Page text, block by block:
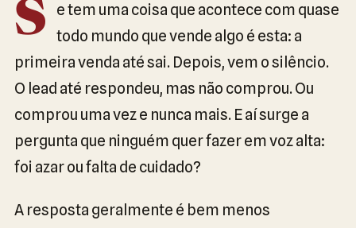
S
e tem uma coisa que acontece com quase
todo mundo que vende algo é esta: a
primeira venda até sai. Depois, vem o silêncio.
O lead até respondeu, mas não comprou. Ou
comprou uma vez e nunca mais. E aí surge a
pergunta que ninguém quer fazer em voz alta:
foi azar ou falta de cuidado?
A resposta geralmente é bem menos